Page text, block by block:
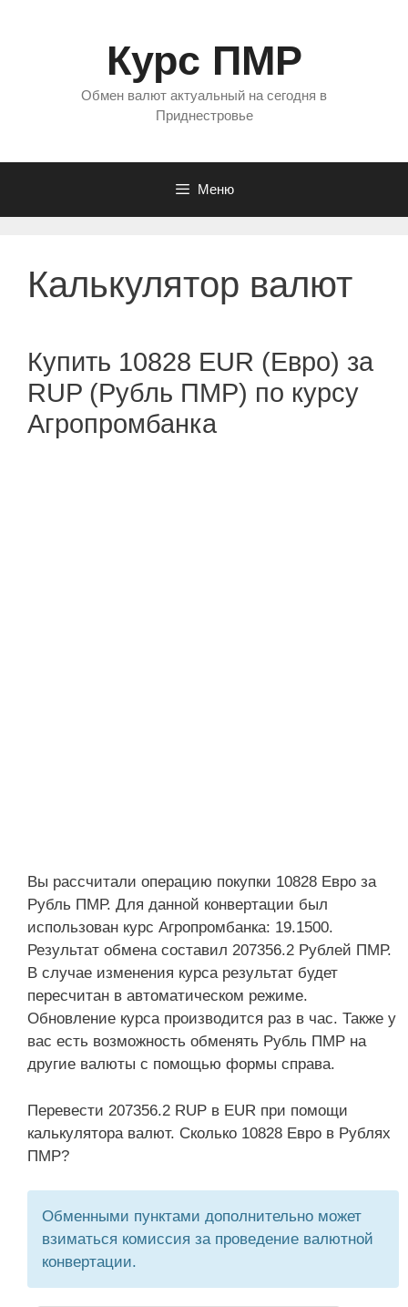
Курс ПМР
Обмен валют актуальный на сегодня в
Приднестровье
Меню
Калькулятор валют
Купить 10828 EUR (Евро) за
RUP (Рубль ПМР) по курсу
Агропромбанка
Вы рассчитали операцию покупки 10828 Евро за
Рубль ПМР. Для данной конвертации был
использован курс Агропромбанка: 19.1500.
Результат обмена составил 207356.2 Рублей ПМР.
В случае изменения курса результат будет
пересчитан в автоматическом режиме.
Обновление курса производится раз в час. Также у
вас есть возможность обменять Рубль ПМР на
другие валюты с помощью формы справа.
Перевести 207356.2 RUP в EUR при помощи
калькулятора валют. Сколько 10828 Евро в Рублях
ПМР?
Обменными пунктами дополнительно может
взиматься комиссия за проведение валютной
конвертации.